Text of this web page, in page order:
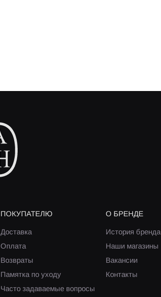
ПОКУПАТЕЛЮ
Доставка
Оплата
Возвраты
Памятка по уходу
Часто задаваемые вопросы
О БРЕНДЕ
История бренда
Наши магазины
Вакансии
Контакты